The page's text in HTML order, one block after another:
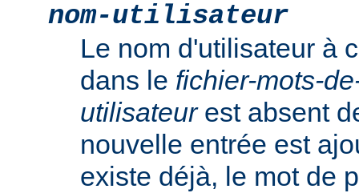
nom-utilisateur
Le nom d'utilisateur à
dans le fichier-mots-
utilisateurest absent
nouvelle entrée est
existe déjà, le mot de